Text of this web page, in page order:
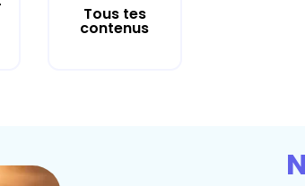
Tous tes
contenus